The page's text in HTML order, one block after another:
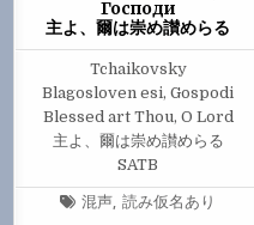
Господи
主よ、爾は崇め讃めらる
Tchaikovsky
Blagosloven esi, Gospodi
Blessed art Thou, O Lord
主よ、爾は崇め讃めらる
SATB
Tagged
混声,読み仮名あり